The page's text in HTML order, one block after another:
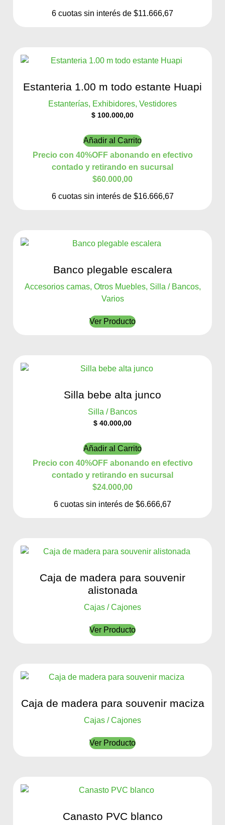
6 cuotas sin interés de $11.666,67
Estanteria 1.00 m todo estante Huapi
Estanterías, Exhibidores, Vestidores
$ 100.000,00
Añadir al Carrito
Precio con 40%OFF abonando en efectivo
contado y retirando en sucursal
$60.000,00
6 cuotas sin interés de $16.666,67
Banco plegable escalera
Accesorios camas, Otros Muebles, Silla / Bancos,
Varios
Ver Producto
Silla bebe alta junco
Silla / Bancos
$ 40.000,00
Añadir al Carrito
Precio con 40%OFF abonando en efectivo
contado y retirando en sucursal
$24.000,00
6 cuotas sin interés de $6.666,67
Caja de madera para souvenir
alistonada
Cajas / Cajones
Ver Producto
Caja de madera para souvenir maciza
Cajas / Cajones
Ver Producto
Canasto PVC blanco